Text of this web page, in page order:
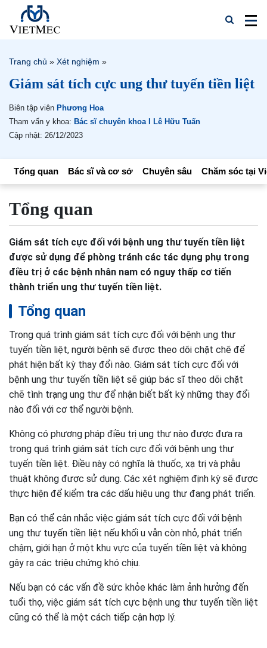
Trang chủ » Xét nghiệm »
Giám sát tích cực ung thư tuyến tiền liệt
Biên tập viên Phương Hoa
Tham vấn y khoa: Bác sĩ chuyên khoa I Lê Hữu Tuấn
Cập nhật: 26/12/2023
Tổng quan Bác sĩ và cơ sở Chuyên sâu Chăm sóc tại
Tổng quan
Giám sát tích cực đối với bệnh ung thư tuyến tiền liệt
được sử dụng để phòng tránh các tác dụng phụ trong
điều trị ở các bệnh nhân nam có nguy thấp cơ tiến
thành triển ung thư tuyến tiền liệt.
Tổng quan
Trong quá trình giám sát tích cực đối với bệnh ung thư
tuyến tiền liệt, người bệnh sẽ được theo dõi chặt chẽ để
phát hiện bất kỳ thay đổi nào. Giám sát tích cực đối với
bệnh ung thư tuyến tiền liệt sẽ giúp bác sĩ theo dõi chặt
chẽ tình trạng ung thư để nhận biết bất kỳ những thay đổi
nào đối với cơ thể người bệnh.
Không có phương pháp điều trị ung thư nào được đưa ra
trong quá trình giám sát tích cực đối với bệnh ung thư
tuyến tiền liệt. Điều này có nghĩa là thuốc, xạ trị và phẫu
thuật không được sử dụng. Các xét nghiệm định kỳ sẽ được
thực hiện để kiểm tra các dấu hiệu ung thư đang phát triển.
Bạn có thể cân nhắc việc giám sát tích cực đối với bệnh
ung thư tuyến tiền liệt nếu khối u vẫn còn nhỏ, phát triển
chậm, giới hạn ở một khu vực của tuyến tiền liệt và không
gây ra các triệu chứng khó chịu.
Nếu bạn có các vấn đề sức khỏe khác làm ảnh hưởng đến
tuổi thọ, việc giám sát tích cực bệnh ung thư tuyến tiền liệt
cũng có thể là một cách tiếp cận hợp lý.